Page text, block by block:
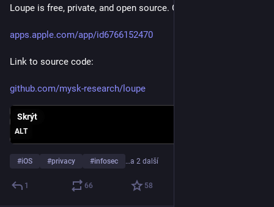
Loupe is free, private, and open source. Give it a try 👇
apps.apple.com/app/id6766152470
Link to source code:
github.com/mysk-research/loupe
ALT
Skrýt
#iOS #privacy #infosec …a 2 další
1 66 58